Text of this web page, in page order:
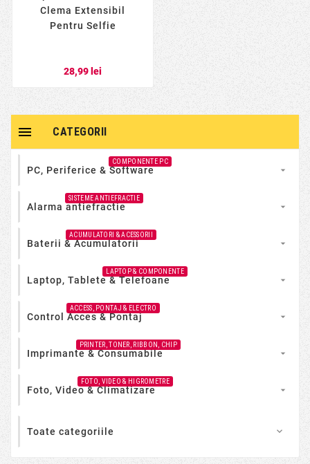
Clema Extensibil
Pentru Selfie
28,99 lei
CATEGORII

PC, Periferice & Software
COMPONENTE PC

Alarma antiefractie
SISTEME ANTIEFRACTIE

Baterii & Acumulatorii
ACUMULATORI & ACESSORII

Laptop, Tablete & Telefoane
LAPTOP & COMPONENTE

Control Acces & Pontaj
ACCESS, PONTAJ & ELECTRO

Imprimante & Consumabile
PRINTER, TONER, RIBBON, CHIP

Foto, Video & Climatizare
FOTO, VIDEO & HIGROMETRE

Toate categoriile 